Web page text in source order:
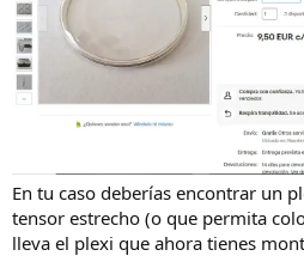
En tu caso deberías encontrar un
tensor estrecho (o que permita
lleva el plexi que ahora tienes